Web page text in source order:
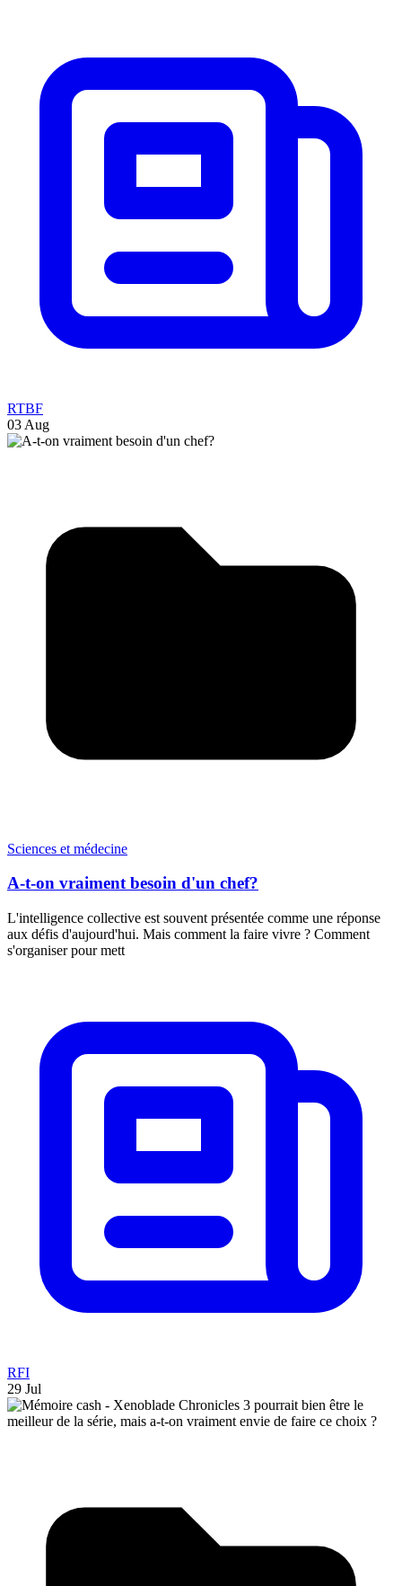
RTBF
03 Aug
Sciences et médecine
A-t-on vraiment besoin d'un chef?
L'intelligence collective est souvent présentée comme une réponse
aux défis d'aujourd'hui. Mais comment la faire vivre ? Comment
s'organiser pour mett
RFI
29 Jul